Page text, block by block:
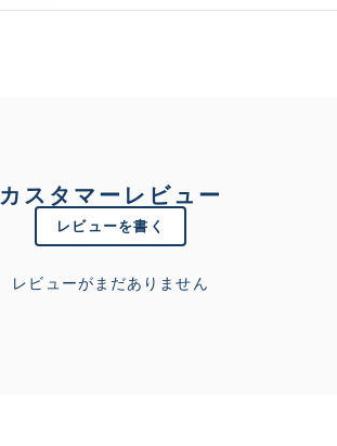
カスタマーレビュー
レビューを書く
レビューがまだありません